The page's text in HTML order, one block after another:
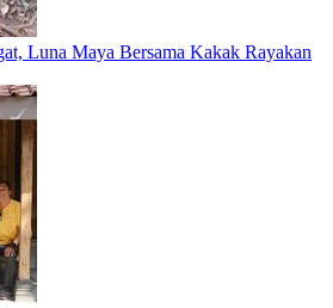
Luna Maya Bersama Kakak Rayakan